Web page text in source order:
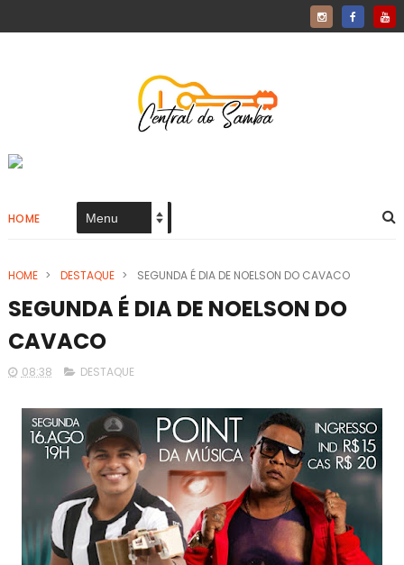
HOME
HOME > DESTAQUE > SEGUNDA É DIA DE NOELSON DO CAVACO
SEGUNDA É DIA DE NOELSON DO
CAVACO
08:38 DESTAQUE